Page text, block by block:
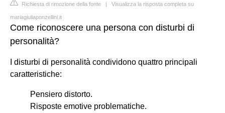
Richiesta di rimozione della fonte | Visualizza la risposta completa su
mariagiuliaponzellini.it
Come riconoscere una persona con disturbi di
personalità?
I disturbi di personalità condividono quattro principali
caratteristiche:
Pensiero distorto.
Risposte emotive problematiche.